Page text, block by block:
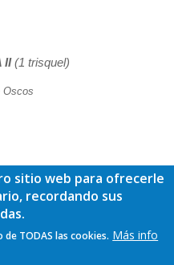
II(1 trisquel)
Oscos
MON(1 trisquel)
de Oscos
sitio web para ofrecerle
recordando sus
TODAS las cookies. Más info